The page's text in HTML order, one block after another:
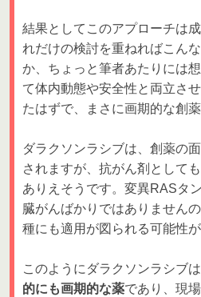
結果としてこのアプローチは
れだけの検討を重ねればこん
か、ちょっと筆者あたりには
て体内動態や安全性と両立さ
たはずで、まさに画期的な創
ダラクソンラシブは、創薬の
されますが、抗がん剤として
ありえそうです。変異RASタ
臓がんばかりではありません
種にも適用が図られる可能性が
このようにダラクソンラシブは
的にも画期的な薬であり、現